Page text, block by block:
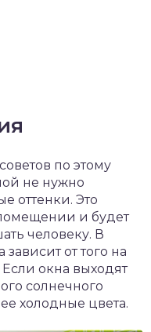
по этому
не нужно
оттенки. Это
и будет
человеку. В
от того на
окна выходят
солнечного
холодные цвета.